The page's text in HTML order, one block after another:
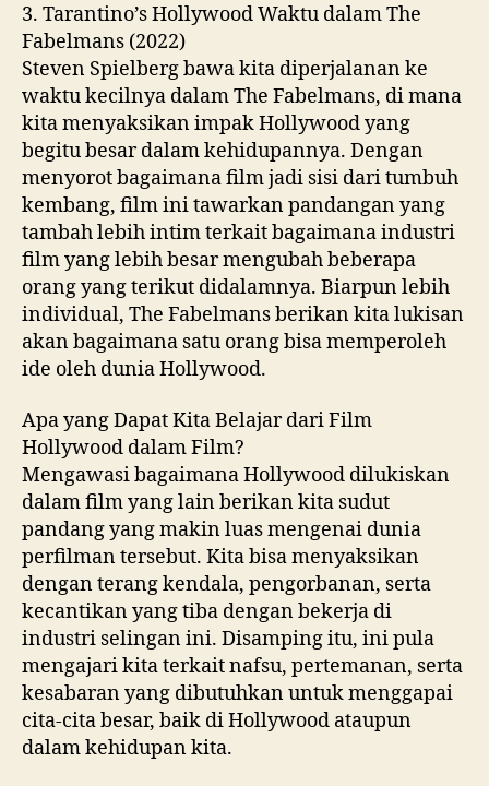
3. Tarantino’s Hollywood Waktu dalam The
Fabelmans (2022)
Steven Spielberg bawa kita diperjalanan ke
waktu kecilnya dalam The Fabelmans, di mana
kita menyaksikan impak Hollywood yang
begitu besar dalam kehidupannya. Dengan
menyorot bagaimana film jadi sisi dari tumbuh
kembang, film ini tawarkan pandangan yang
tambah lebih intim terkait bagaimana industri
film yang lebih besar mengubah beberapa
orang yang terikut didalamnya. Biarpun lebih
individual, The Fabelmans berikan kita lukisan
akan bagaimana satu orang bisa memperoleh
ide oleh dunia Hollywood.
Apa yang Dapat Kita Belajar dari Film
Hollywood dalam Film?
Mengawasi bagaimana Hollywood dilukiskan
dalam film yang lain berikan kita sudut
pandang yang makin luas mengenai dunia
perfilman tersebut. Kita bisa menyaksikan
dengan terang kendala, pengorbanan, serta
kecantikan yang tiba dengan bekerja di
industri selingan ini. Disamping itu, ini pula
mengajari kita terkait nafsu, pertemanan, serta
kesabaran yang dibutuhkan untuk menggapai
cita-cita besar, baik di Hollywood ataupun
dalam kehidupan kita.